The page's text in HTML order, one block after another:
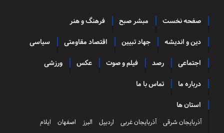
صفحه نخست مبشر صبح فرهنگ و هنر
دین و اندیشه جهاد تبیین اقتصاد مقاومتی سیاسی
اجتماعی رصد فیلم و صوت عکس ورزشی
درباره ما تماس با ما
استان ها
آذربایجان شرقی آذربایجان غربی اردبیل البرز اصفهان
ایلام